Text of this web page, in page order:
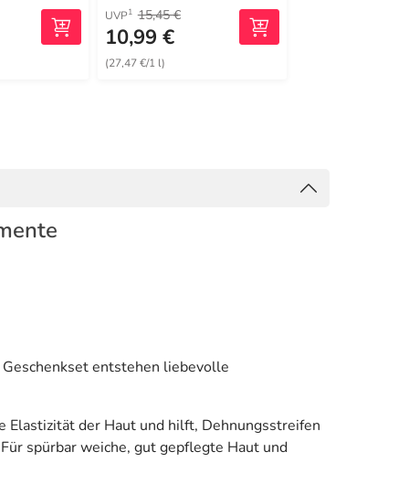
UVP1 15,45 €
10,99 €
(27,47 €/1 l)
entstehen liebevolle
Elastizität der Haut und hilft, Dehnungsstreifen
spürbar weiche, gut gepflegte Haut und